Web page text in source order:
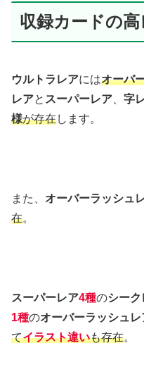
収録カードの
ウルトラレアにはオーバ
レアと スーパーレア 字
様が存在します。
また、 オーバーラッシュ
在。
スーパーレア4種のシー
1種のオーバーラッシュレ
てイラスト違いも存在。